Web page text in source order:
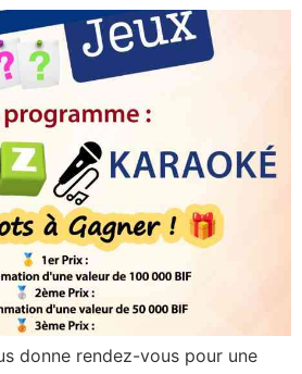
donne rendez-vous pour une